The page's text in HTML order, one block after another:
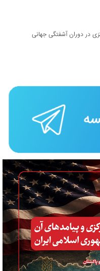
در دوران آشفتگی جهانی